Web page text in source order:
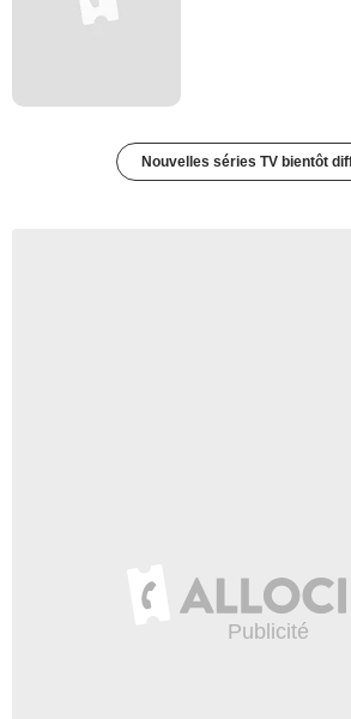
Nouvelles séries TV bientôt